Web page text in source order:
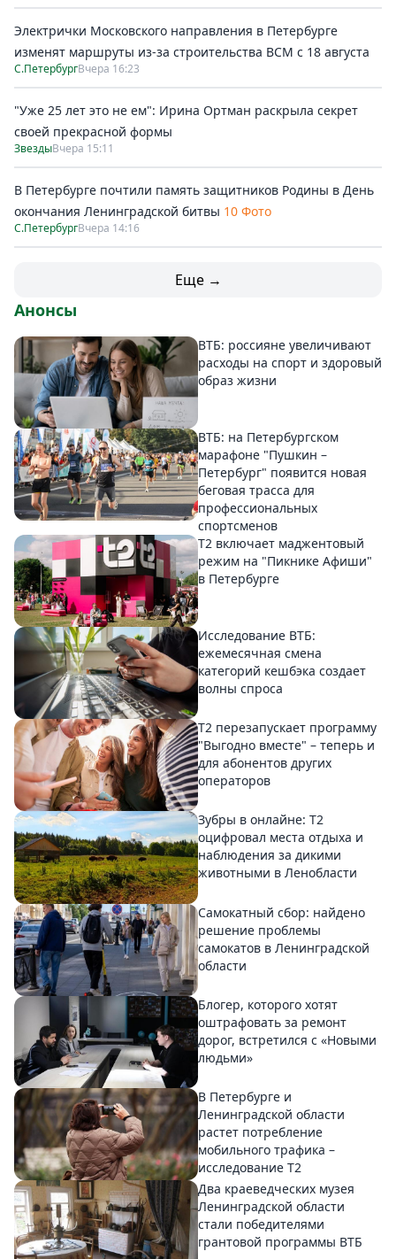
Электрички Московского направления в Петербурге
изменят маршруты из-за строительства ВСМ с 18 августа
С.ПетербургВчера 16:23
"Уже 25 лет это не ем": Ирина Ортман раскрыла секрет
своей прекрасной формы
ЗвездыВчера 15:11
В Петербурге почтили память защитников Родины в День
окончания Ленинградской битвы 10 Фото
С.ПетербургВчера 14:16
Еще →
Анонсы
ВТБ: россияне увеличивают
расходы на спорт и здоровый
образ жизни
ВТБ: на Петербургском
марафоне "Пушкин –
Петербург" появится новая
беговая трасса для
профессиональных
спортсменов
Т2 включает маджентовый
режим на "Пикнике Афиши"
в Петербурге
Исследование ВТБ:
ежемесячная смена
категорий кешбэка создает
волны спроса
Т2 перезапускает программу
"Выгодно вместе" – теперь и
для абонентов других
операторов
Зубры в онлайне: Т2
оцифровал места отдыха и
наблюдения за дикими
животными в Ленобласти
Самокатный сбор: найдено
решение проблемы
самокатов в Ленинградской
области
Блогер, которого хотят
оштрафовать за ремонт
дорог, встретился с «Новыми
людьми»
В Петербурге и
Ленинградской области
растет потребление
мобильного трафика –
исследование T2
Два краеведческих музея
Ленинградской области
стали победителями
грантовой программы ВТБ